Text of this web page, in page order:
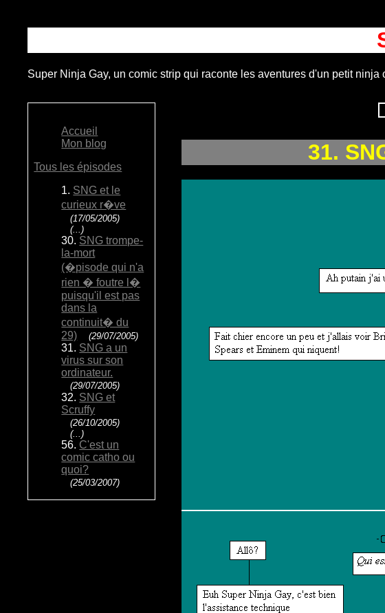
Super Ninja Gay, un comic strip qui raconte les aventures d'un petit
Accueil
Mon blog
Tous les épisodes
1. SNG et le
curieux r�ve
(17/05/2005)
(...)
30. SNG trompe-
la-mort
(�pisode qui n'a
rien � foutre l�
puisqu'il est pas
dans la
continuit� du
29)
(29/07/2005)
31. SNG a un
virus sur son
ordinateur.
(29/07/2005)
32. SNG et
Scruffy
(26/10/2005)
(...)
56. C'est un
comic catho ou
quoi?
(25/03/2007)
31.